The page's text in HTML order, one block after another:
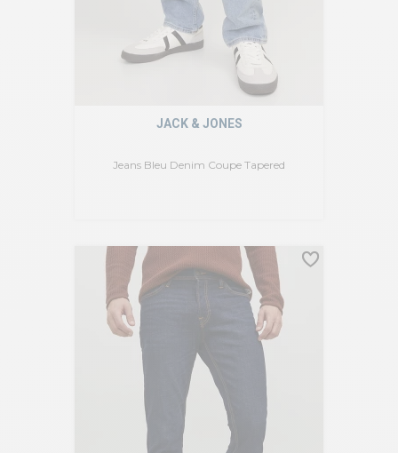
Jeans Bleu Denim Coupe Tapered
JACK & JONES